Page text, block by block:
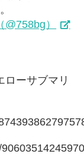
）
ローサブマリ